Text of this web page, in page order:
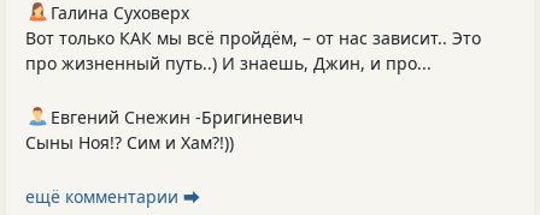
Галина Суховерх
Вот только КАК мы всё пройдём, – от нас зависит.. Это
про жизненный путь..) И знаешь, Джин, и про...
Евгений Снежин -Бригиневич
Сыны Ноя!? Сим и Хам?!))
ещё комментарии ⮕